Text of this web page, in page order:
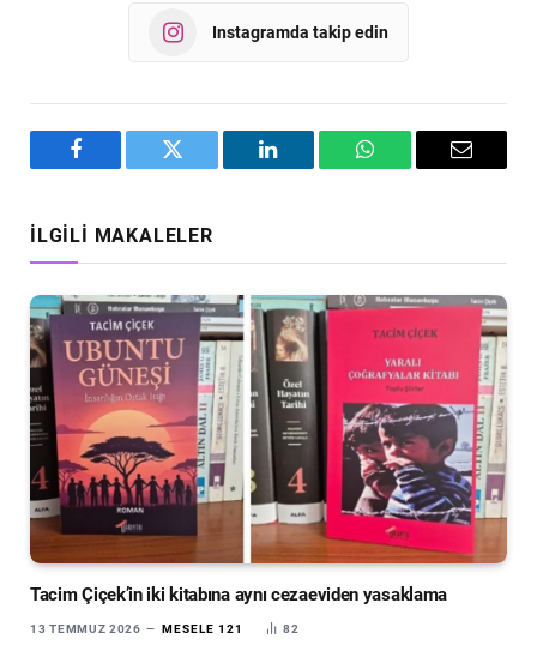
Instagramda takip edin
Facebook Twitter LinkedIn WhatsAppEmail
İLGILI MAKALELER
Tacim Çiçek’in iki kitabına aynı cezaeviden yasaklama
13 TEMMUZ 2026 MESELE 121 82